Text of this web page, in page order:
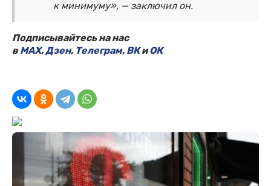
к минимуму», — заключил он.
Подписывайтесь на нас
вMAX,Дзен, Телеграм,ВКиОК